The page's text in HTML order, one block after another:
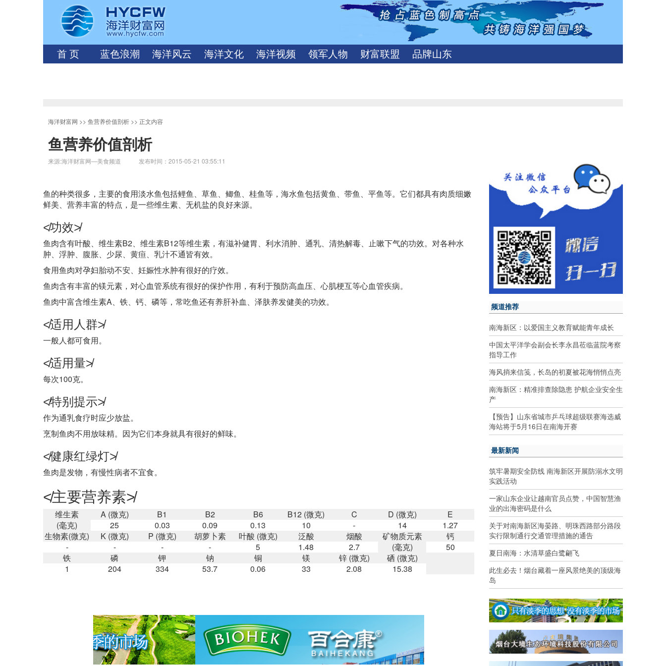
首 页 蓝色浪潮 海洋风云 海洋文化 海洋视频 领军人物 财富联盟 品牌山东
海洋财富网 >> 鱼营养价值剖析 >> 正文内容
鱼营养价值剖析
来源:海洋财富网—美食频道 发布时间：2015-05-21 03:55:11
鱼的种类很多，主要的食用淡水鱼包括鲤鱼、草鱼、鲫鱼、桂鱼等，海水鱼包括黄鱼、带鱼、平鱼等。它们都具有肉质细嫩
鲜美、营养丰富的特点，是一些维生素、无机盐的良好来源。
≮功效≯
鱼肉含有叶酸、维生素B2、维生素B12等维生素，有滋补健胃、利水消肿、通乳、清热解毒、止嗽下气的功效。对各种水
肿、浮肿、腹胀、少尿、黄疸、乳汁不通皆有效。
食用鱼肉对孕妇胎动不安、妊娠性水肿有很好的疗效。
鱼肉含有丰富的镁元素，对心血管系统有很好的保护作用，有利于预防高血压、心肌梗互等心血管疾病。
鱼肉中富含维生素A、铁、钙、磷等，常吃鱼还有养肝补血、泽肤养发健美的功效。
≮适用人群≯
一般人都可食用。
≮适用量≯
每次100克。
≮特别提示≯
作为通乳食疗时应少放盐。
烹制鱼肉不用放味精。因为它们本身就具有很好的鲜味。
≮健康红绿灯≯
鱼肉是发物，有慢性病者不宜食。
≮主要营养素≯
维生素
(毫克)
A (微克) B1 B2 B6 B12 (微克) C D (微克)
E
25
0.03 0.09 0.13 10 - 14
1.27
生物素(微克)
K (微克) P (微克) 胡萝卜素 叶酸 (微克) 泛酸 烟酸
矿物质元素
(毫克)
钙
-
- - - 5 1.48 2.7
50
铁
磷 钾 钠 铜 镁 锌 (微克)
硒 (微克)
1
204 334 53.7 0.06 33 2.08 15.38
频道推荐
南海新区：以爱国主义教育赋能青年成长
中国太平洋学会副会长李永昌莅临蓝院考察
指导工作
海风捎来信笺，长岛的初夏被花海悄悄点亮
南海新区：精准排查除隐患 护航企业安全生
产
【预告】山东省城市乒乓球超级联赛海选威
海站将于5月16日在南海开赛
最新新闻
筑牢暑期安全防线 南海新区开展防溺水文明
实践活动
一家山东企业让越南官员点赞，中国智慧渔
业的出海密码是什么
关于对南海新区海晏路、明珠西路部分路段
实行限制通行交通管理措施的通告
夏日南海：水清草盛白鹭翩飞
此生必去！烟台藏着一座风景绝美的顶级海
岛